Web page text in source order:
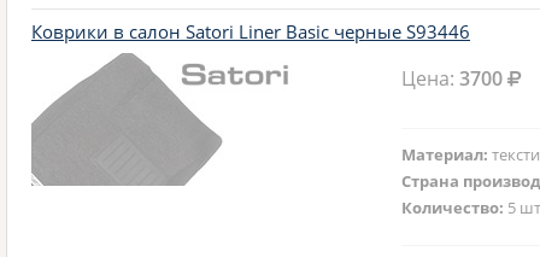
Коврики в салон Satori Liner Basic черные S93446
Цена:3700
Материал:
Страна
Количество: 5